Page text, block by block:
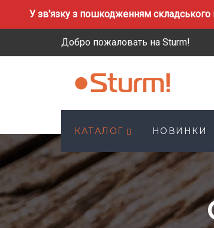
У зв'язку з пошкодженням складського
Добро пожаловать на Sturm!
КАТАЛОГ НОВИНКИ